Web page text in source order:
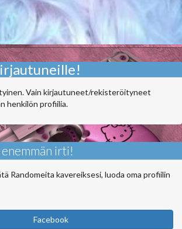
Vain kirjautuneet/rekisteröityneet
henkilön profiilia.
irti!
Randomeita kavereiksesi, luoda oma profiilin
Facebook